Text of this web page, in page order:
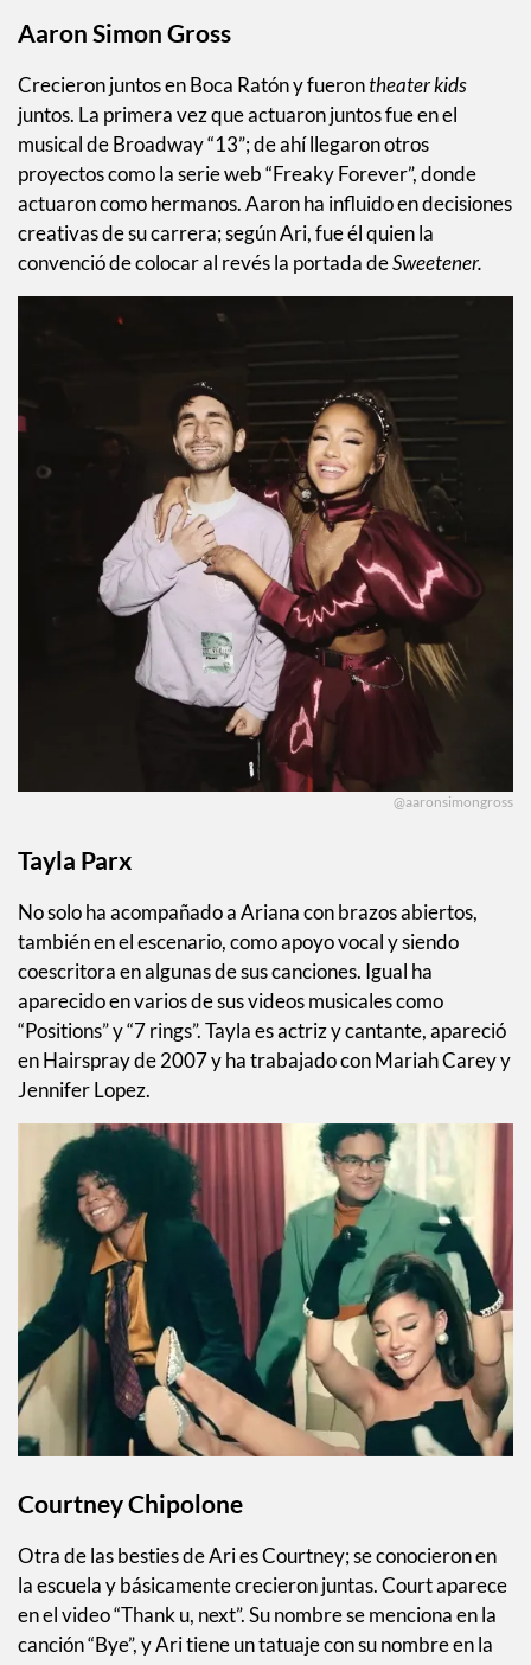
Aaron Simon Gross
Crecieron juntos en Boca Ratón y fuerontheater kids
juntos. La primera vez que actuaron juntos fue en el
musical de Broadway “13”; de ahí llegaron otros
proyectos como la serie web “Freaky Forever”, donde
actuaron como hermanos. Aaron ha influido en decisiones
creativas de su carrera; según Ari, fue él quien la
convenció de colocar al revés la portada deSweetener.
@aaronsimongross
Tayla Parx
No solo ha acompañado a Ariana con brazos abiertos,
también en el escenario, como apoyo vocal y siendo
coescritora en algunas de sus canciones. Igual ha
aparecido en varios de sus videos musicales como
“Positions” y “7 rings”. Tayla es actriz y cantante, apareció
en Hairspray de 2007 y ha trabajado con Mariah Carey y
Jennifer Lopez.
Courtney Chipolone
Otra de las besties de Ari es Courtney; se conocieron en
la escuela y básicamente crecieron juntas. Court aparece
en el video “Thank u, next”. Su nombre se menciona en la
canción “Bye”, y Ari tiene un tatuaje con su nombre en la